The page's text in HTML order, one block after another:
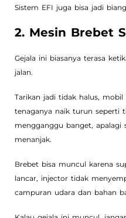
Sistem EFI juga bisa jadi
2. Mesin Brebet
Gejala ini biasanya terasa
jalan.
Tarikan jadi tidak halus, mobil
tenaganya naik turun seperti
mengganggu banget, apalagi
menanjak.
Brebet bisa muncul karena
lancar, injector tidak
campuran udara dan bahan